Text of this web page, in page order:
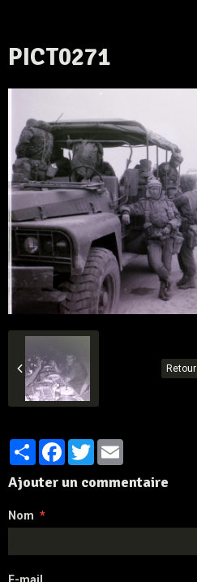
PICT0271
Retour
PartagerFacebook
Twitter
Ajouter un commentaire
Nom
E-mail